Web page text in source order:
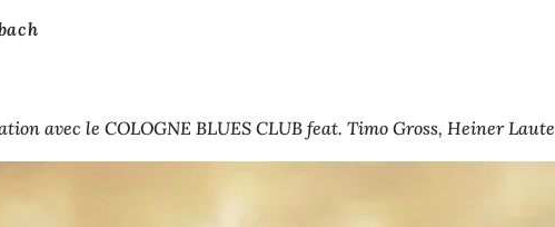
avec le COLOGNE BLUES CLUB feat. Timo Gross, Heiner